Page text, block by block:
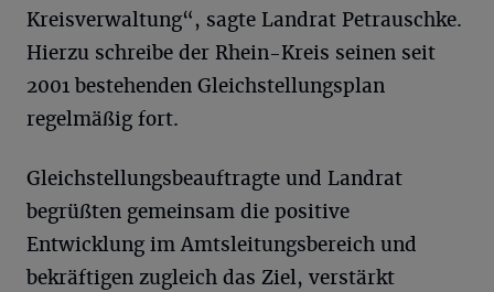
Kreisverwaltung“, sagte Landrat Petrauschke.
Hierzu schreibe der Rhein-Kreis seinen seit
2001 bestehenden Gleichstellungsplan
regelmäßig fort.
Gleichstellungsbeauftragte und Landrat
begrüßten gemeinsam die positive
Entwicklung im Amtsleitungsbereich und
bekräftigen zugleich das Ziel, verstärkt